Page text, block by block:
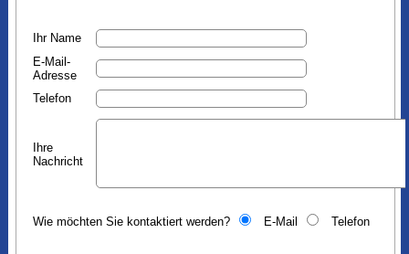
Ihr Name
E-Mail-
Adresse
Telefon
Ihre
Nachricht
Wie möchten Sie kontaktiert werden? E-Mail Telefon